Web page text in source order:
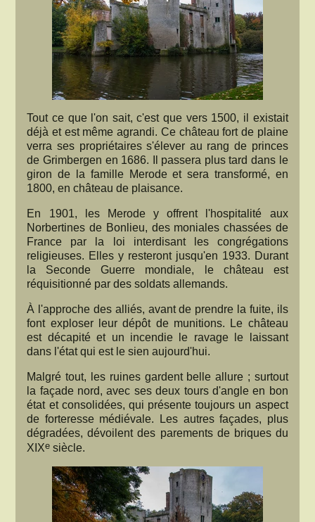
Tout ce que l'on sait, c'est que vers 1500, il existait
déjà et est même agrandi. Ce château fort de plaine
verra ses propriétaires s'élever au rang de princes
de Grimbergen en 1686. Il passera plus tard dans le
giron de la famille Merode et sera transformé, en
1800, en château de plaisance.
En 1901, les Merode y offrent l'hospitalité aux
Norbertines de Bonlieu, des moniales chassées de
France par la loi interdisant les congrégations
religieuses. Elles y resteront jusqu'en 1933. Durant
la Seconde Guerre mondiale, le château est
réquisitionné par des soldats allemands.
À l'approche des alliés, avant de prendre la fuite, ils
font exploser leur dépôt de munitions. Le château
est décapité et un incendie le ravage le laissant
dans l'état qui est le sien aujourd'hui.
Malgré tout, les ruines gardent belle allure ; surtout
la façade nord, avec ses deux tours d'angle en bon
état et consolidées, qui présente toujours un aspect
de forteresse médiévale. Les autres façades, plus
dégradées, dévoilent des parements de briques du
XIXe siècle.